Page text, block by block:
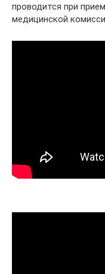
проводится при
медицинской